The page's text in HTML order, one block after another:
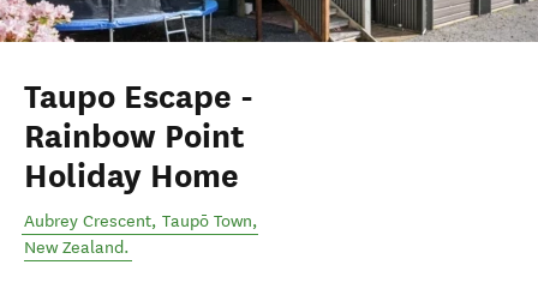
Taupo Escape -
Rainbow Point
Holiday Home
Aubrey Crescent, Taupō Town,
New Zealand.